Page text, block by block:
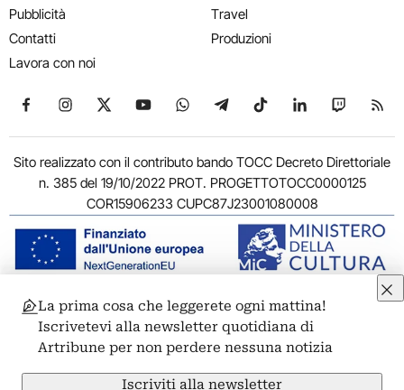
Pubblicità
Contatti
Lavora con noi
Travel
Produzioni
Seguici su Facebook
Seguici su Instagram
Seguici su X
Seguici su YouTube
Seguici su WhatsApp
Seguici su Telegram
Seguici su TikTok
Seguici su
Seguici
Sito realizzato con il contributo bando TOCC Decreto Direttoriale
n. 385 del 19/10/2022 PROT. PROGETTOTOCC0000125
COR15906233 CUPC87J23001080008
© 2011-2026 ARTRIBUNE srl – Corso Vittorio Emanuele II, 287 –
00186 Roma - P.I. 11381581005
Privacy: Responsabile della protezione dei dati personali
ARTRIBUNE srl – Corso Vittorio Emanuele II, 287 – 00186 Roma
La prima cosa che leggerete ogni mattina!
Iscrivetevi alla newsletter quotidiana di
Artribune per non perdere nessuna notizia
Iscriviti alla newsletter